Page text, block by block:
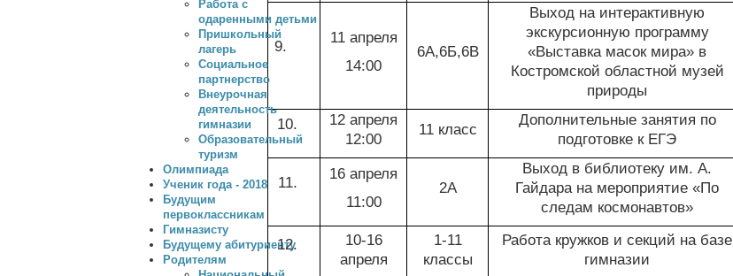
Работа с
одаренными детьми
Пришкольный
лагерь
Социальное
партнерство
Внеурочная
деятельность
гимназии
Образовательный
туризм
Олимпиада
Ученик года - 2018
Будущим
первоклассникам
Гимназисту
Будущему абитуриенту
Родителям
9.
11 апреля
14:00
6А,6Б,6В
Выход на интерактивную
экскурсионную программу
«Выставка масок мира» в
Костромской областной музей
природы
10.
12 апреля
12:00
11 класс
Дополнительные занятия по
подготовке к ЕГЭ
11.
16 апреля
11:00
2А
Выход в библиотеку им. А.
Гайдара на мероприятие «По
следам космонавтов»
12.
10-16
апреля
1-11
классы
Работа кружков и секций на базе
гимназии